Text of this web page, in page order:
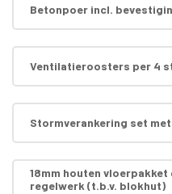
Betonpoer incl.
Ventilatieroosters per 4
Stormverankering set
18mm houten
regelwerk (t.b.v. blokhut)